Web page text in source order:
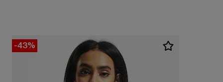
-43%